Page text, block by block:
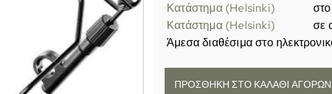
Κατάστημα (Helsinki)
Κατάστημα (Helsinki)
σε
Άμεσα διαθέσιμα στο